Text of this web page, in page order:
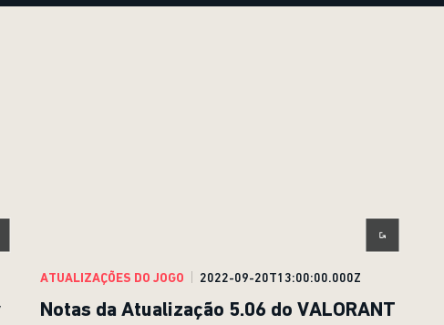
ATUALIZAÇÕES DO JOGO 2022-09-20T13:00:00.000Z
Notas da Atualização 5.06 do VALORANT